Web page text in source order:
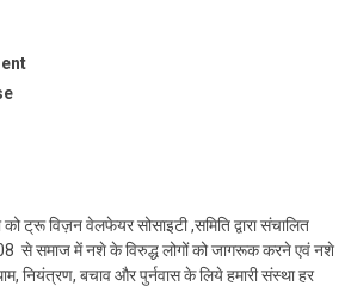
ट्रू विज़न वेलफेयर सोसाइटी ,समिति द्वारा संचालित
से समाज में नशे के विरुद्ध लोगों को जागरूक करने एवं नशे
नियंत्रण, बचाव और पुर्नवास के लिये हमारी संस्था हर